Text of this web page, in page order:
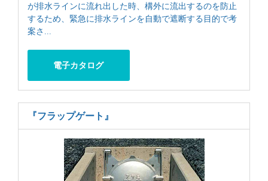
が排水ラインに流れ出した時、構外に流出するのを防止
するため、緊急に排水ラインを自動で遮断する目的で考
案さ...
電子カタログ
『フラップゲート』